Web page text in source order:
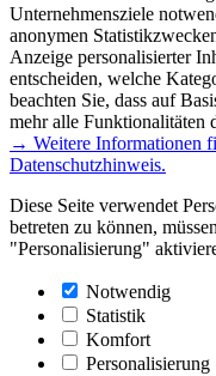
Unternehmensziele
anonymen
Anzeige personalisierter
entscheiden, welche
beachten Sie, dass auf
mehr alle Funktionalitäten
→ Weitere Informationen
Datenschutzhinweis.
Diese Seite verwendet
betreten zu können,
"Personalisierung"
Notwendig
Statistik
Komfort
Personalisierung